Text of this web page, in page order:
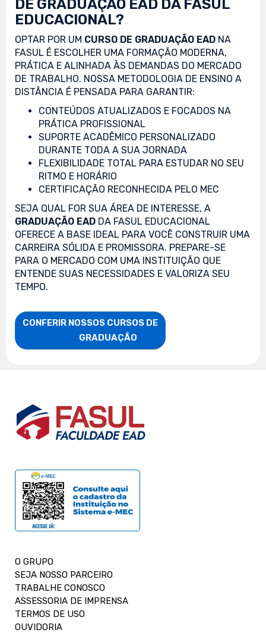
DE GRADUAÇÃO EAD DA FASUL
EDUCACIONAL?
OPTAR POR UM CURSO DE GRADUAÇÃO EAD NA
FASUL É ESCOLHER UMA FORMAÇÃO MODERNA,
PRÁTICA E ALINHADA ÀS DEMANDAS DO MERCADO
DE TRABALHO. NOSSA METODOLOGIA DE ENSINO A
DISTÂNCIA É PENSADA PARA GARANTIR:
CONTEÚDOS ATUALIZADOS E FOCADOS NA
PRÁTICA PROFISSIONAL
SUPORTE ACADÊMICO PERSONALIZADO
DURANTE TODA A SUA JORNADA
FLEXIBILIDADE TOTAL PARA ESTUDAR NO SEU
RITMO E HORÁRIO
CERTIFICAÇÃO RECONHECIDA PELO MEC
SEJA QUAL FOR SUA ÁREA DE INTERESSE, A
GRADUAÇÃO EAD DA FASUL EDUCACIONAL
OFERECE A BASE IDEAL PARA VOCÊ CONSTRUIR UMA
CARREIRA SÓLIDA E PROMISSORA. PREPARE-SE
PARA O MERCADO COM UMA INSTITUIÇÃO QUE
ENTENDE SUAS NECESSIDADES E VALORIZA SEU
TEMPO.
CONFERIR NOSSOS CURSOS DE
                    GRADUAÇÃO
O GRUPO
SEJA NOSSO PARCEIRO
TRABALHE CONOSCO
ASSESSORIA DE IMPRENSA
TERMOS DE USO
OUVIDORIA